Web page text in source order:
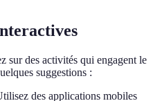
sur des activités qui engagent le
suggestions :
des applications mobiles